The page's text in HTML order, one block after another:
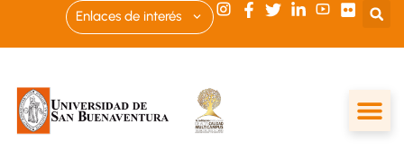
Enlaces de interés